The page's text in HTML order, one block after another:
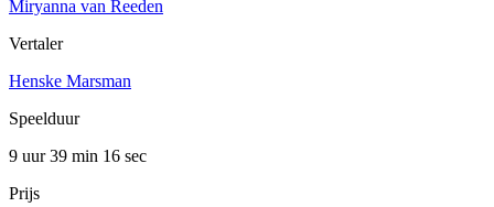
Miryanna van Reeden
Vertaler
Henske Marsman
Speelduur
9 uur 39 min 16 sec
Prijs